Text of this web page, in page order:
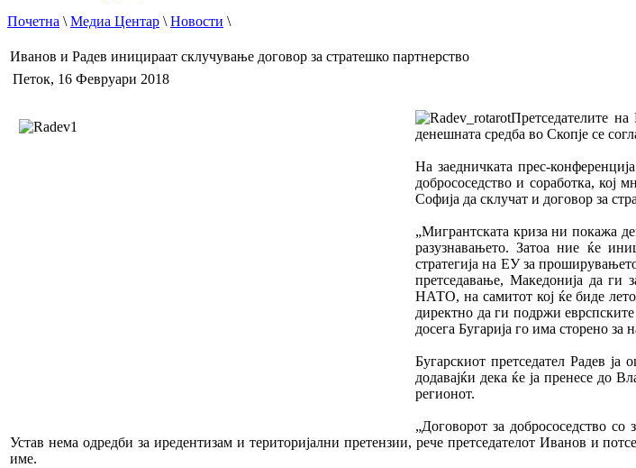
Почетна \Медиа Центар \Новости \
Иванов и Радев иницираат склучување договор за стратешко партнерство
Петок, 16 Февруари 2018
Претседателите
денешната средба во Скопје се
На заедничката прес-
добрососедство и соработка, кој
Софија да склучат и договор за
„Мигрантската криза ни покажа
разузнавањето. Затоа ние ќе
стратегија на ЕУ за
претседавање, Македонија да ги
НАТО, на самитот кој ќе биде
директно да ги подржи
досега Бугарија го има сторено
Бугарскиот претседател Радев
додавајќи дека ќе ја пренесе до
регионот.
„Договорот за добрососедство
Устав нема одредби за иредентизам и територијални претензии, рече претседателот Иванов и
име.